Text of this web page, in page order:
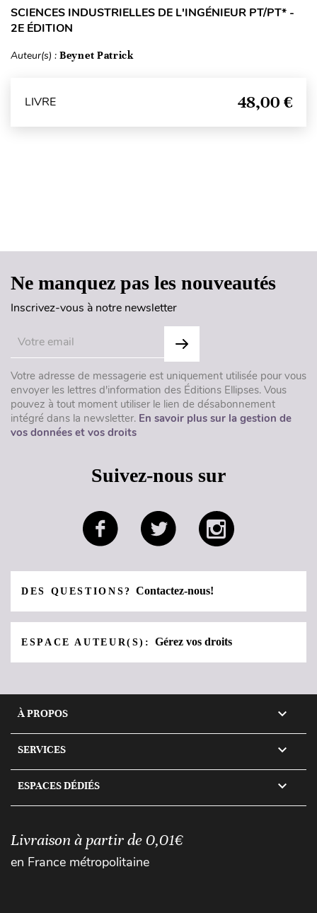
SCIENCES INDUSTRIELLES DE L'INGÉNIEUR PT/PT* -
2E ÉDITION
Auteur(s) : Beynet Patrick
LIVRE 48,00 €
Ne manquez pas les nouveautés
Inscrivez-vous à notre newsletter
Votre adresse de messagerie est uniquement utilisée pour vous
envoyer les lettres d'information des Éditions Ellipses. Vous
pouvez à tout moment utiliser le lien de désabonnement
intégré dans la newsletter. En savoir plus sur la gestion de
vos données et vos droits
Suivez-nous sur
DES QUESTIONS?Contactez-nous!
ESPACE AUTEUR(S):Gérez vos droits
À PROPOS 
SERVICES 
ESPACES DÉDIÉS 
Livraison à partir de 0,01€
en France métropolitaine